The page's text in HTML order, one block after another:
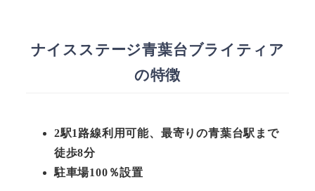
ナイスステージ青葉台ブライティア
の特徴
2駅1路線利用可能、最寄りの青葉台駅まで
徒歩8分
駐車場100％設置